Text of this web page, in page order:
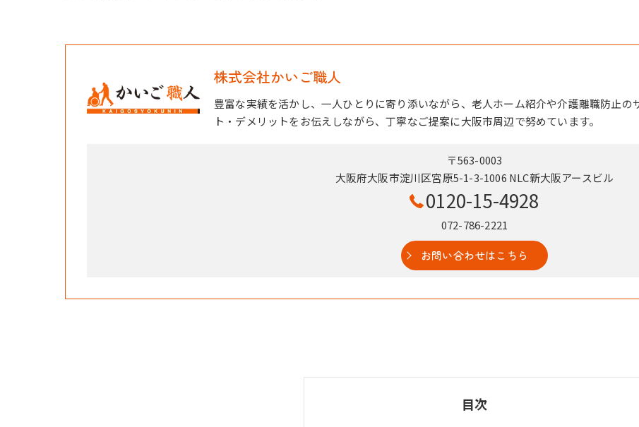
株式会社かいご職人
豊富な実績を活かし、一人ひとりに寄り添いながら、老人ホーム紹介や介護離職防止の
ト・デメリットをお伝えしながら、丁寧なご提案に大阪市周辺で努めています。
〒563-0003
大阪府大阪市淀川区宮原5-1-3-1006 NLC新大阪アースビル
0120-15-4928
072-786-2221
お問い合わせはこちら
目次